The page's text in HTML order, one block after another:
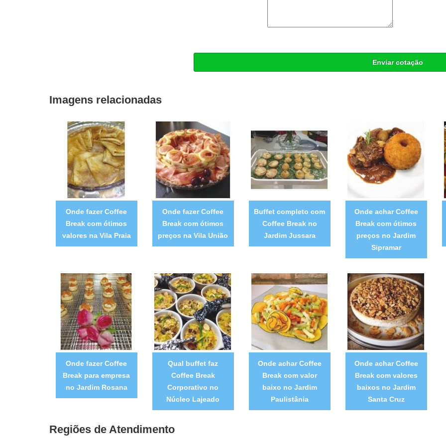
Enviar cotação
Imagens relacionadas
Onde fazer Coffee
Break com ótimos
valores na Vila Praia
Onde fazer Coffee
Break com ótimos
preços na Vila União
Buffet completo com
Coffee Break no
Jardim Jussara
Onde achar Coffee
Break com ótimos
preços no Jardim
Sipramar
Onde fazer Coffee
Break para empresa
no Jardim Rosana
Qual buffet faz
Coffee Break
Corporativo no
Núcleo Lajeado
Onde achar Coffee
Break com valor
baixo no Jardim
Paulistânia
Onde achar Coffee
Break com valores
baixos no Jardim
Santa Cruz
Regiões de Atendimento